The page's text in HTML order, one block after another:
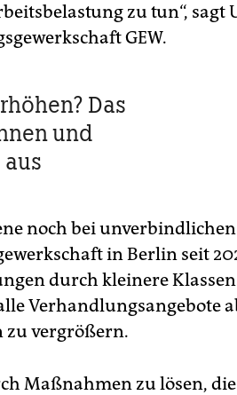
zu tun“, sagt
GEW.
Das
und
noch bei
in Berlin seit
durch kleinere
Verhandlungsangebote
zu vergrößern.
Maßnahmen zu lösen,